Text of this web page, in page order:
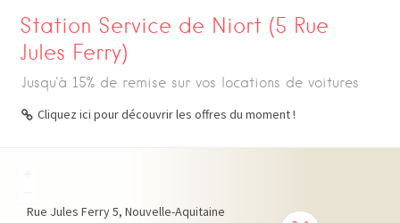
Station Service de Niort (5 Rue
Jules Ferry)
Jusqu'à 15% de remise sur vos locations de voitures
Cliquez ici pour découvrir les offres du moment !
Rue Jules Ferry5 Nouvelle-Aquitaine